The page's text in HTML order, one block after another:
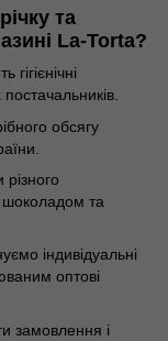
та
La-Torta?
обсягу
різного
шоколадом та
індивідуальні
оптові
замовлення і